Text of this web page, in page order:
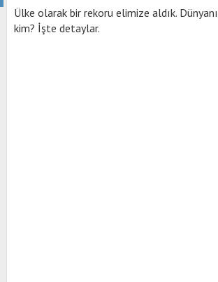
Ülke olarak bir rekoru elimize aldık.
kim? İşte detaylar.